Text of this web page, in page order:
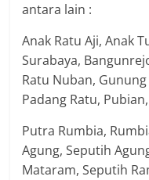
antara lain :
Anak Ratu Aji, Anak
Surabaya,
Ratu Nuban,
Padang Ratu,
Putra Rumbia,
Agung, Seputih
Mataram, Seputih